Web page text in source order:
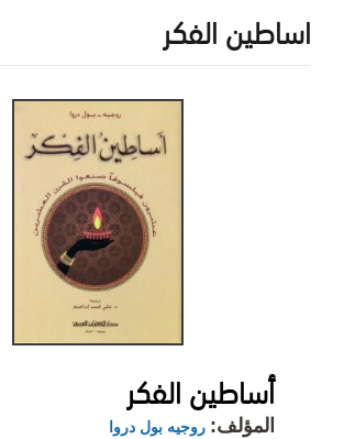
اساطين الفكر
أساطين الفكر
المؤلف: روجيه بول دروا